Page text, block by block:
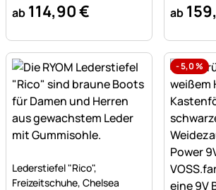
ab 114,90€ ab 159,
Noch keine Bewertungen abgegeben
Lederstiefel "Rico",
Freizeitschuhe, Chelsea
-5,0%